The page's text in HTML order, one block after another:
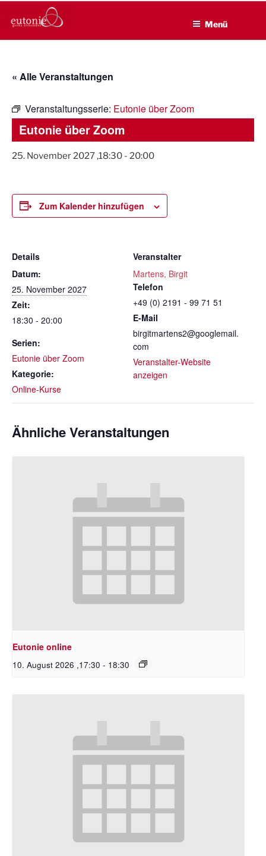
Inhalt
EUTONIE.DE
Lebensbalance durch körperliche Selbsterfahrung
Menü
« Alle Veranstaltungen
Veranstaltungsserie: Eutonie über Zoom
Eutonie über Zoom
25. November 2027 ,18:30 - 20:00
Zum Kalender hinzufügen
Details
Datum:
25. November 2027
Zeit:
18:30 - 20:00
Serien:
Eutonie über Zoom
Kategorie:
Online-Kurse
Veranstalter
Martens, Birgit
Telefon
+49 (0) 2191 - 99 71 51
E-Mail
birgitmartens2@googlemail.
com
Veranstalter-Website
anzeigen
Ähnliche Veranstaltungen
Eutonie online
10. August 2026 ,17:30 - 18:30